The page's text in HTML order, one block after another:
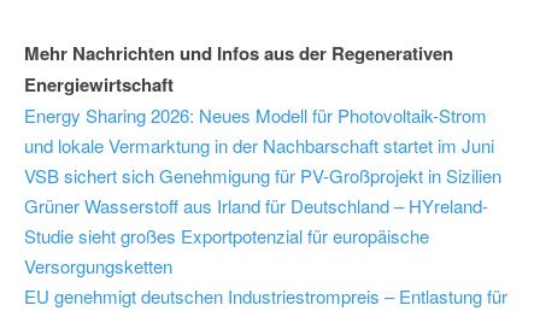
Mehr Nachrichten und Infos aus der Regenerativen
Energiewirtschaft
Energy Sharing 2026: Neues Modell für Photovoltaik-Strom
und lokale Vermarktung in der Nachbarschaft startet im Juni
VSB sichert sich Genehmigung für PV-Großprojekt in Sizilien
Grüner Wasserstoff aus Irland für Deutschland – HYreland-
Studie sieht großes Exportpotenzial für europäische
Versorgungsketten
EU genehmigt deutschen Industriestrompreis – Entlastung für